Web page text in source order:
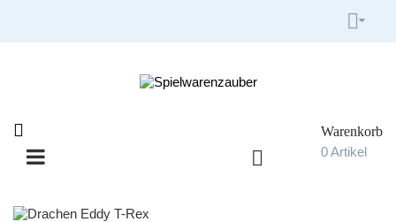

Warenkorb
0Artikel


Navigation